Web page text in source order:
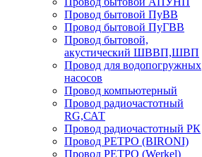
Провод бытовой ПуВВ
Провод бытовой ПуГВВ
Провод бытовой,
акустический ШВВП,ШВП
Провод для водопогружных
насосов
Провод компьютерный
Провод радиочастотный
RG,САТ
Провод радиочастотный РК
Провод РЕТРО (BIRONI)
Провод РЕТРО (Werkel)